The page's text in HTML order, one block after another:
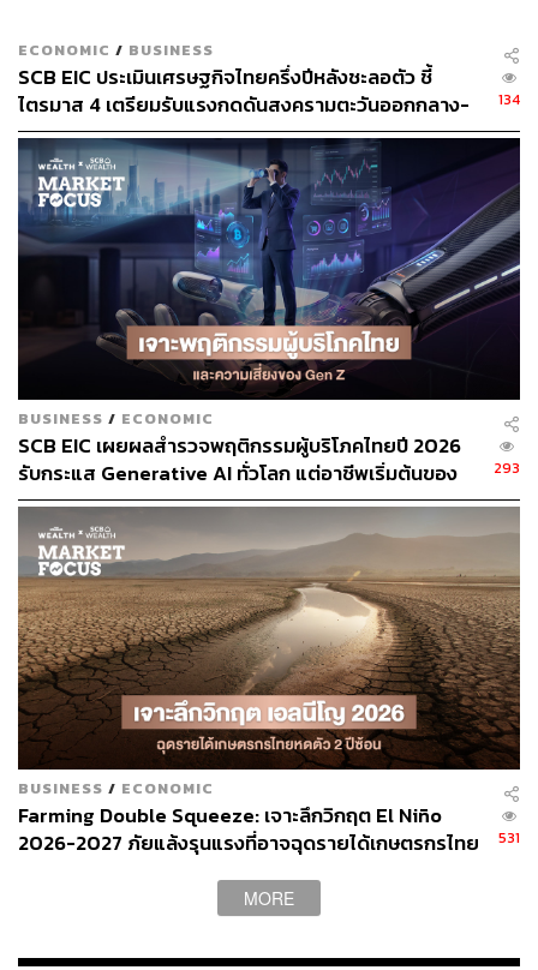
สามารถติดตาม THE STANDARD WEALTH
ผ่านแอปพลิเคชันต่างๆ ที่คุณสะดวกหรือใช้งานอยู่แล้วได้เลย
TAGS: RFID
Market Focus
บมจ. ฮานา ไมโครอิเล็คโทรนิคส
Hana Technologies
Business Wire
728
ABOUT THE AUTHOR
THE STANDARD WEALTH
สำนักข่าวเศรษฐกิจ ธุรกิจ และการลงทุน โดย
ทีมข่าว THE STANDARD
ECONOMIC / BUSINESS
SCB EIC ประเมินเศรษฐกิจไทยครึ่งปีหลังชะลอตัว ชี้
ไตรมาส 4 เตรียมรับแรงกดดันสงครามตะวันออกกลาง-
กำแพงภาษีสหรัฐฯ ระลอกใหม่
134
BUSINESS / ECONOMIC
SCB EIC เผยผลสำรวจพฤติกรรมผู้บริโภคไทยปี 2026
รับกระแส Generative AI ทั่วโลก แต่อาชีพเริ่มต้นของ
Gen Z เผชิญความเสี่ยงความมั่นคง
293
BUSINESS / ECONOMIC
Farming Double Squeeze: เจาะลึกวิกฤต El Niño
2026-2027 ภัยแล้งรุนแรงที่อาจฉุดรายได้เกษตรกรไทย
531
MORE